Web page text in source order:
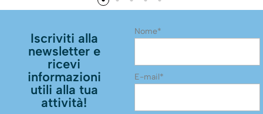
Iscriviti alla
newsletter e
ricevi
informazioni
utili alla tua
attività!
Nome*
E-mail*